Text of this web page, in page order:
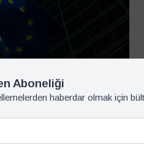
Fakültesi Uluslararası
Avrupa Birliği Algısı –
Aboneliği
haberdar olmak için